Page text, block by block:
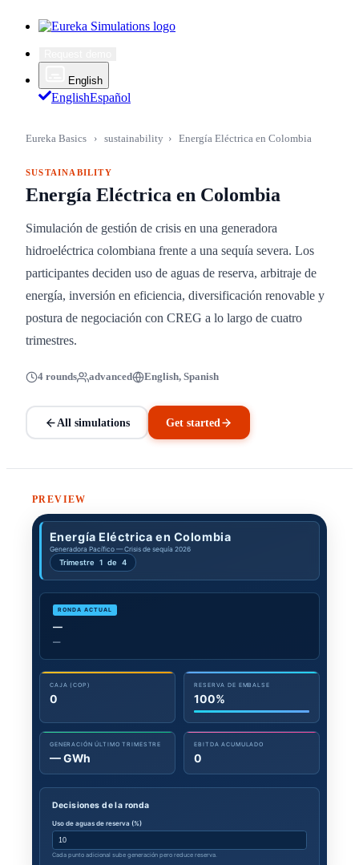
English
EnglishEspañol
Eureka Basics › sustainability › Energía Eléctrica en Colombia
SUSTAINABILITY
Energía Eléctrica en Colombia
Simulación de gestión de crisis en una generadora
hidroeléctrica colombiana frente a una sequía severa. Los
participantes deciden uso de aguas de reserva, arbitraje de
energía, inversión en eficiencia, diversificación renovable y
postura de negociación con CREG a lo largo de cuatro
trimestres.
4 rounds advanced English, Spanish
All simulations Get started
PREVIEW